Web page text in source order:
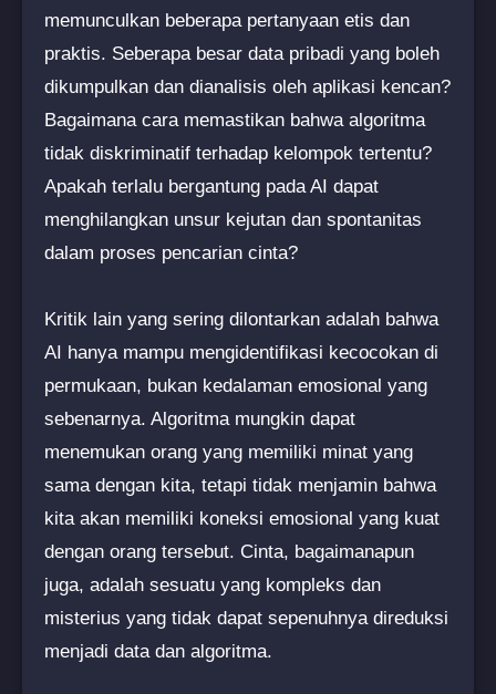
memunculkan beberapa pertanyaan etis dan
praktis. Seberapa besar data pribadi yang boleh
dikumpulkan dan dianalisis oleh aplikasi kencan?
Bagaimana cara memastikan bahwa algoritma
tidak diskriminatif terhadap kelompok tertentu?
Apakah terlalu bergantung pada AI dapat
menghilangkan unsur kejutan dan spontanitas
dalam proses pencarian cinta?
Kritik lain yang sering dilontarkan adalah bahwa
AI hanya mampu mengidentifikasi kecocokan di
permukaan, bukan kedalaman emosional yang
sebenarnya. Algoritma mungkin dapat
menemukan orang yang memiliki minat yang
sama dengan kita, tetapi tidak menjamin bahwa
kita akan memiliki koneksi emosional yang kuat
dengan orang tersebut. Cinta, bagaimanapun
juga, adalah sesuatu yang kompleks dan
misterius yang tidak dapat sepenuhnya direduksi
menjadi data dan algoritma.